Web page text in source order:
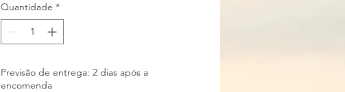
Motor: Maxion 2.5 HS
OBS: Turbina remanufaturada com conjunto
rotativo novo (Garantia de 3 meses)
Quantidade *
Previsão de entrega: 2 dias após a
encomenda